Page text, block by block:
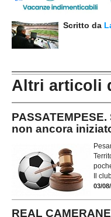
Scritto da
Altri articoli
non ancora
Il
03/
REAL